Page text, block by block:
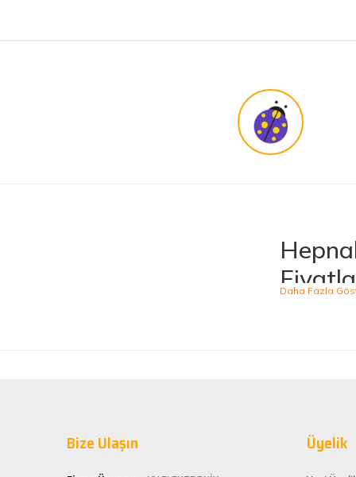
alışveriş
ömürlü
Bize Ulaşın Üyelik